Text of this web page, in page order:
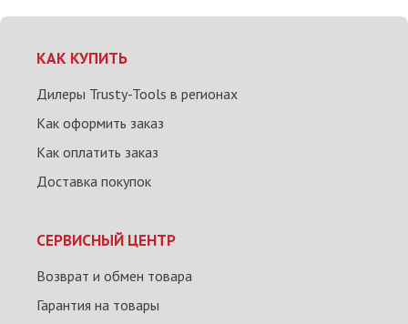
КАК КУПИТЬ
Дилеры Trusty-Tools в регионах
Как оформить заказ
Как оплатить заказ
Доставка покупок
СЕРВИСНЫЙ ЦЕНТР
Возврат и обмен товара
Гарантия на товары